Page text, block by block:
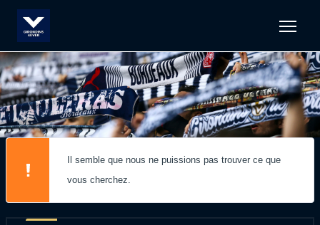
Il semble que nous ne puissions pas trouver ce que
vous cherchez.